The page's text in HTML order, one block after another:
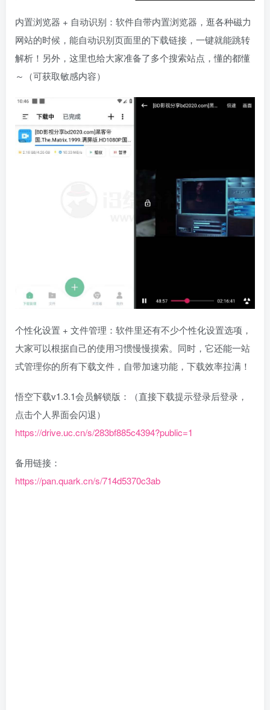
内置浏览器 + 自动识别：软件自带内置浏览器，逛各种磁力
网站的时候，能自动识别页面里的下载链接，一键就能跳转
解析！另外，这里也给大家准备了多个搜索站点，懂的都懂
～（可获取敏感内容）
个性化设置 + 文件管理：软件里还有不少个性化设置选项，
大家可以根据自己的使用习惯慢慢摸索。同时，它还能一站
式管理你的所有下载文件，自带加速功能，下载效率拉满！
悟空下载v1.3.1会员解锁版：（直接下载提示登录后登录，
点击个人界面会闪退）
https://drive.uc.cn/s/283bf885c4394?public=1
备用链接：
https://pan.quark.cn/s/714d5370c3ab